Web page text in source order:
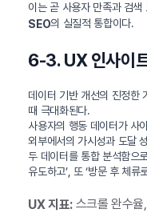
이는 곧 사용자 만족과 검색
SEO의 실질적 통합이다.
6-3. UX 인사이
데이터 기반 개선의 진정한
때 극대화된다.
사용자의 행동 데이터가 사
외부에서의 가시성과 도달
두 데이터를 통합 분석함으
유도하고’, 또 ‘방문 후 체
UX 지표:스크롤 완수율